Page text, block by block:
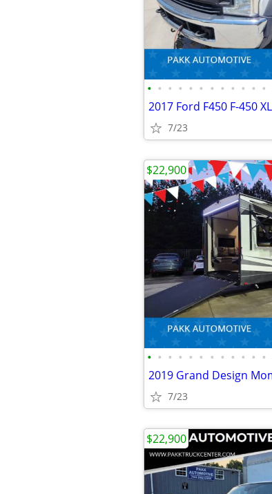
• • • • • • • • • • • •
7/23
• • • • • • • • • • • •
7/23
$22,900
$22,900